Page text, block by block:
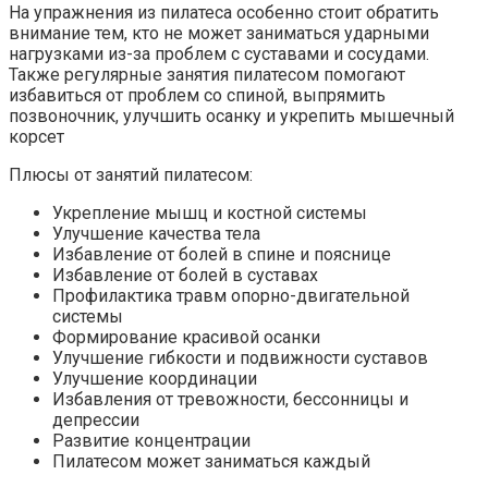
На упражнения из пилатеса особенно стоит обратить
внимание тем, кто не может заниматься ударными
нагрузками из-за проблем с суставами и сосудами.
Также регулярные занятия пилатесом помогают
избавиться от проблем со спиной, выпрямить
позвоночник, улучшить осанку и укрепить мышечный
корсет
Плюсы от занятий пилатесом:
Укрепление мышц и костной системы
Улучшение качества тела
Избавление от болей в спине и пояснице
Избавление от болей в суставах
Профилактика травм опорно-двигательной
системы
Формирование красивой осанки
Улучшение гибкости и подвижности суставов
Улучшение координации
Избавления от тревожности, бессонницы и
депрессии
Развитие концентрации
Пилатесом может заниматься каждый